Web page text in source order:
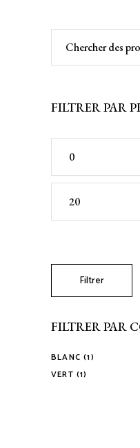
FILTRER PAR
max
Filtrer
FILTRER PAR
BLANC (1)
VERT (1)